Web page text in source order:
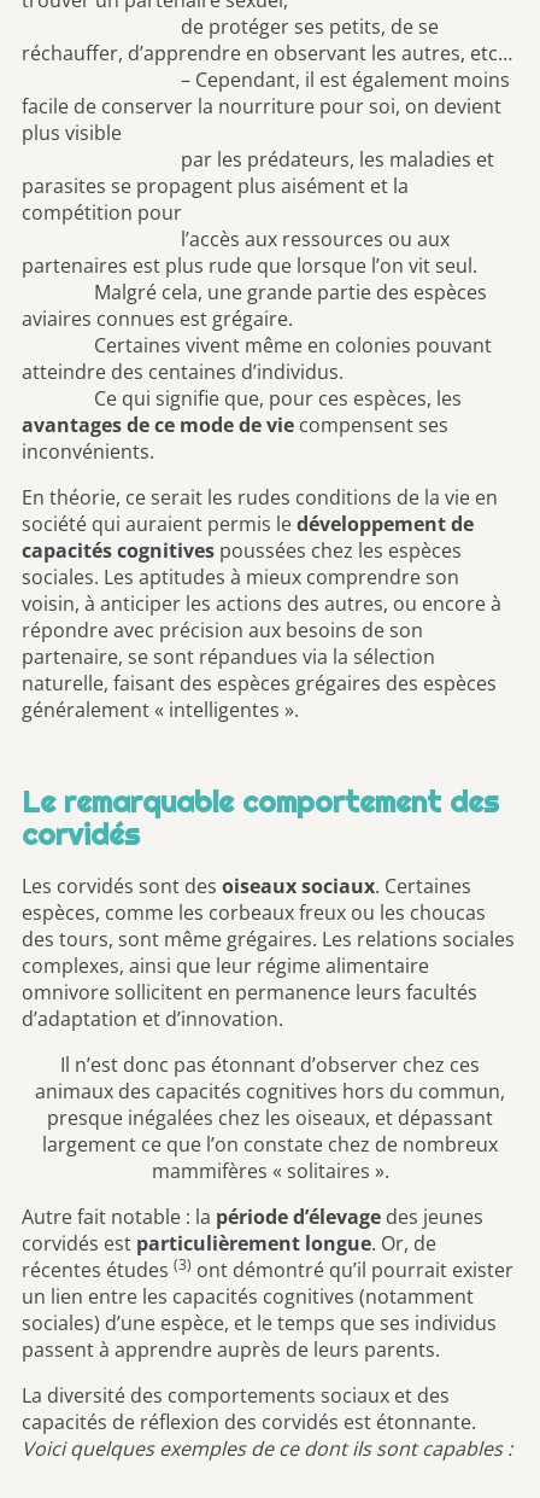
de protéger ses petits, de se
réchauffer, d’apprendre en observant les autres, etc…
– Cependant, il est également moins
facile de conserver la nourriture pour soi, on devient
plus visible
par les prédateurs, les maladies et
parasites se propagent plus aisément et la
compétition pour
l’accès aux ressources ou aux
partenaires est plus rude que lorsque l’on vit seul.
Malgré cela, une grande partie des espèces
aviaires connues est grégaire.
Certaines vivent même en colonies pouvant
atteindre des centaines d’individus.
Ce qui signifie que, pour ces espèces, les
avantages de ce mode de vie compensent ses
inconvénients.
En théorie, ce serait les rudes conditions de la vie en
société qui auraient permis ledéveloppement de
capacités cognitives poussées chez les espèces
sociales. Les aptitudes à mieux comprendre son
voisin, à anticiper les actions des autres, ou encore à
répondre avec précision aux besoins de son
partenaire, se sont répandues via la sélection
naturelle, faisant des espèces grégaires des espèces
généralement « intelligentes ».
Le remarquable comportement des
corvidés
Les corvidés sont des oiseaux sociaux. Certaines
espèces, comme les corbeaux freux ou les choucas
des tours, sont même grégaires. Les relations sociales
complexes, ainsi que leur régime alimentaire
omnivore sollicitent en permanence leurs facultés
d’adaptation et d’innovation.
Il n’est donc pas étonnant d’observer chez ces
animaux des capacités cognitives hors du commun,
presque inégalées chez les oiseaux, et dépassant
largement ce que l’on constate chez de nombreux
mammifères « solitaires ».
Autre fait notable : la période d’élevage des jeunes
corvidés est particulièrement longue. Or, de
récentes études (3) ont démontré qu’il pourrait exister
un lien entre les capacités cognitives (notamment
sociales) d’une espèce, et le temps que ses individus
passent à apprendre auprès de leurs parents.
La diversité des comportements sociaux et des
capacités de réflexion des corvidés est étonnante.
Voici quelques exemples de ce dont ils sont capables :